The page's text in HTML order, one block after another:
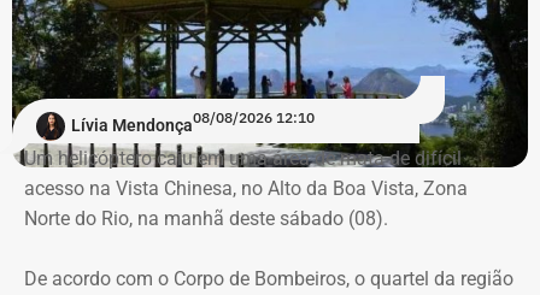
criança de 2 anos — Foto: Reprodução.
em combate a incêndios florestais também foram
mobilizados.
Para dar apoio às buscas do Corpo de Bombeiros, o
ICMBio informou que um pequeno e restrito trecho da
Estrada da Vista Chinesa, em frente ao pagode chinês da
Vista Chinesa, foi interditado. A Vista Chinesa fica dentro
do Parque Nacional da Tijuca
Lívia Mendonça08/08/2026 12:10
Um helicóptero caiu em uma área de mata de difícil
acesso na Vista Chinesa, no Alto da Boa Vista, Zona
Norte do Rio, na manhã deste sábado (08).
De acordo com o Corpo de Bombeiros, o quartel da região